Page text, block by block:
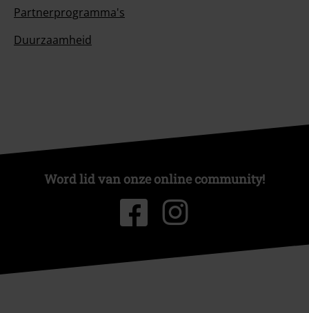
Partnerprogramma's
Duurzaamheid
Word lid van onze online community!